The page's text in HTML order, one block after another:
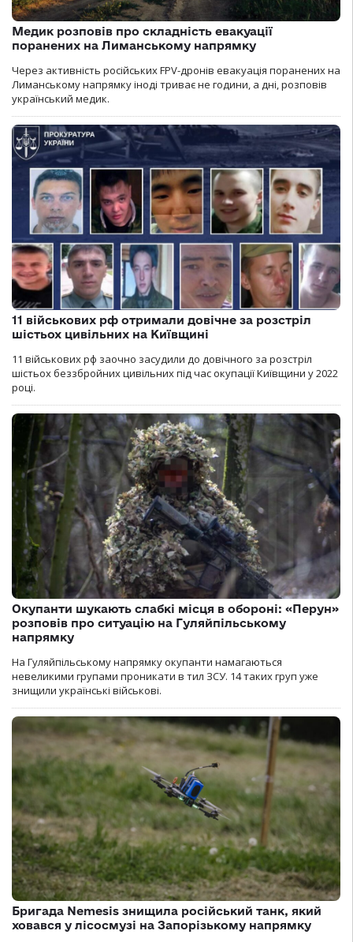
Медик розповів про складність евакуації
поранених на Лиманському напрямку
Через активність російських FPV-дронів евакуація поранених на
Лиманському напрямку іноді триває не години, а дні, розповів
український медик.
11 військових рф отримали довічне за розстріл
шістьох цивільних на Київщині
11 військових рф заочно засудили до довічного за розстріл
шістьох беззбройних цивільних під час окупації Київщини у 2022
році.
Окупанти шукають слабкі місця в обороні: «Перун»
розповів про ситуацію на Гуляйпільському
напрямку
На Гуляйпільському напрямку окупанти намагаються
невеликими групами проникати в тил ЗСУ. 14 таких груп уже
знищили українські військові.
Бригада Nemesis знищила російський танк, який
ховався у лісосмузі на Запорізькому напрямку